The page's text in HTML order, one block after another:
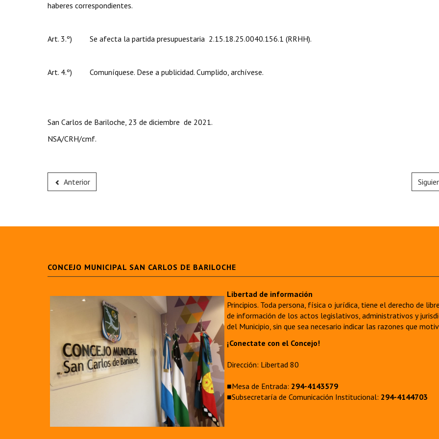
haberes correspondientes.
Art. 3.º) Se afecta la partida presupuestaria 2.15.18.25.0040.156.1 (RRHH).
Art. 4.º) Comuníquese. Dese a publicidad. Cumplido, archívese.
San Carlos de Bariloche, 23 de diciembre de 2021.
NSA/CRH/cmf.
Anterior
CONCEJO MUNICIPAL SAN CARLOS DE BARILOCHE
Libertad de información
Principios. Toda persona, física o jurídica, tiene el derecho de
de información de los actos legislativos, administrativos y
del Municipio, sin que sea necesario indicar las razones que
¡Conectate con el Concejo!
Dirección: Libertad 80
■Mesa de Entrada: 294-4143579
■Subsecretaría de Comunicación Institucional: 294-4144703